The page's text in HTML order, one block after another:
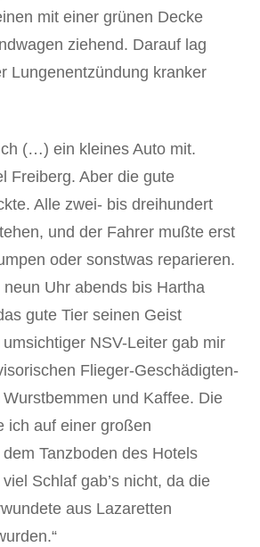
mit einer grünen Decke
ziehend. Darauf lag
Lungenentzündung kranker
(…) ein kleines Auto mit.
Freiberg. Aber die gute
Alle zwei- bis dreihundert
und der Fahrer mußte erst
oder sonstwas reparieren.
Uhr abends bis Hartha
gute Tier seinen Geist
NSV-Leiter gab mir
Flieger-Geschädigten-
und Kaffee. Die
ich auf einer großen
Tanzboden des Hotels
Schlaf gab’s nicht, da die
aus Lazaretten